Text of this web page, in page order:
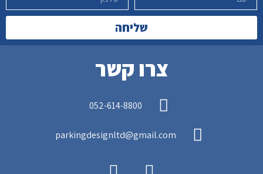
שליחה
צרו קשר
052-614-8800
parkingdesignltd@gmail.com